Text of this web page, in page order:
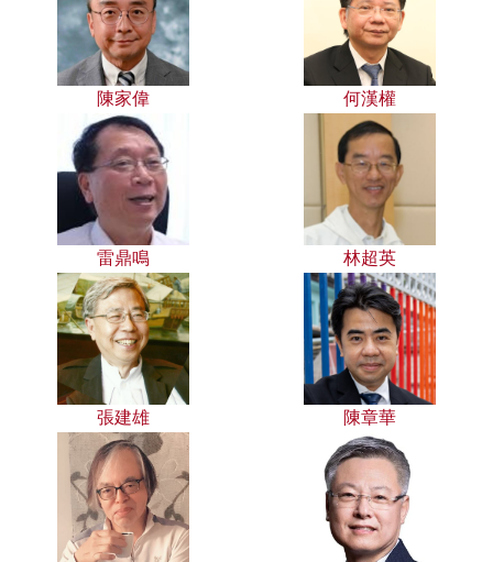
陳家偉 何漢權
雷鼎鳴 林超英
張建雄 陳章華